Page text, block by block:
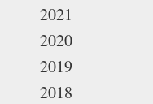
2021
2020
2019
2018